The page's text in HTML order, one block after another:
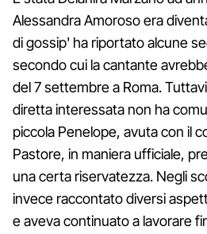
Alessandra Amoroso era
di gossip' ha riportato alcune
secondo cui la cantante
del 7 settembre a Roma.
diretta interessata non ha
piccola Penelope, avuta con il
Pastore, in maniera ufficiale,
una certa riservatezza. Negli
invece raccontato diversi
e aveva continuato a lavorare